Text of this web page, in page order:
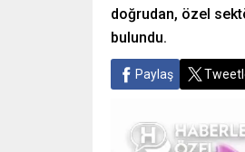
doğrudan, özel
bulundu.
Paylaş